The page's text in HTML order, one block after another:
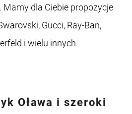
Mamy dla Ciebie propozycje
Gucci, Ray-Ban,
i wielu innych.
Oława i szeroki